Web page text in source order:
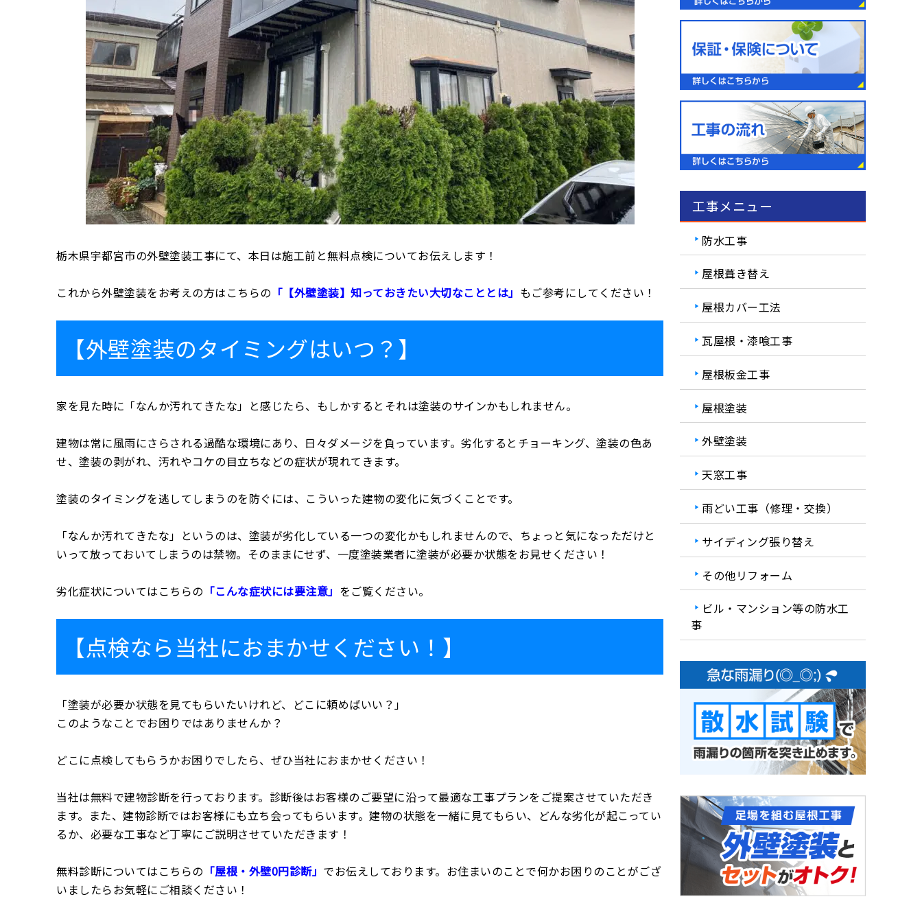
栃木県宇都宮市の外壁塗装工事にて、本日は施工前と無料点検についてお伝えします！
これから外壁塗装をお考えの方はこちらの 「【外壁塗装】知っておきたい大切なこととは」 もご参考にしてください！
【外壁塗装のタイミングはいつ？】
家を見た時に「なんか汚れてきたな」と感じたら、もしかするとそれは塗装のサインかもしれません。
建物は常に風雨にさらされる過酷な環境にあり、日々ダメージを負っています。劣化するとチョーキング、塗装の色あ
せ、塗装の剥がれ、汚れやコケの目立ちなどの症状が現れてきます。
塗装のタイミングを逃してしまうのを防ぐには、こういった建物の変化に気づくことです。
「なんか汚れてきたな」というのは、塗装が劣化している一つの変化かもしれませんので、ちょっと気になっただけと
いって放っておいてしまうのは禁物。そのままにせず、一度塗装業者に塗装が必要か状態をお見せください！
劣化症状についてはこちらの 「こんな症状には要注意」 をご覧ください。
【点検なら当社におまかせください！】
「塗装が必要か状態を見てもらいたいけれど、どこに頼めばいい？」
このようなことでお困りではありませんか？
どこに点検してもらうかお困りでしたら、ぜひ当社におまかせください！
当社は無料で建物診断を行っております。診断後はお客様のご要望に沿って最適な工事プランをご提案させていただき
ます。また、建物診断ではお客様にも立ち会ってもらいます。建物の状態を一緒に見てもらい、どんな劣化が起こってい
るか、必要な工事など丁寧にご説明させていただきます！
無料診断についてはこちらの 「屋根・外壁0円診断」 でお伝えしております。お住まいのことで何かお困りのことがござ
いましたらお気軽にご相談ください！
工事メニュー
防水工事
屋根葺き替え
屋根カバー工法
瓦屋根・漆喰工事
屋根板金工事
屋根塗装
外壁塗装
天窓工事
雨どい工事（修理・交換）
サイディング張り替え
その他リフォーム
ビル・マンション等の防水工
事